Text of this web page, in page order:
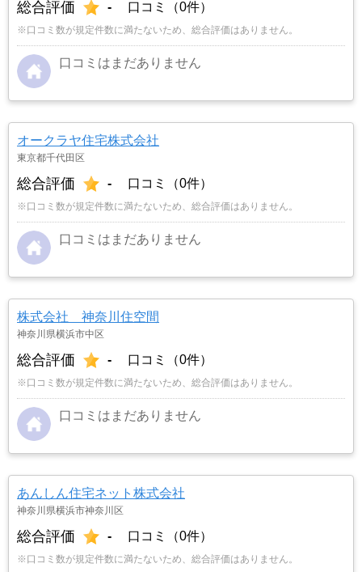
総合評価 - 口コミ（0件）
※口コミ数が規定件数に満たないため、総合評価はありません。
口コミはまだありません
オークラヤ住宅株式会社
東京都千代田区
総合評価 - 口コミ（0件）
※口コミ数が規定件数に満たないため、総合評価はありません。
口コミはまだありません
株式会社 神奈川住空間
神奈川県横浜市中区
総合評価 - 口コミ（0件）
※口コミ数が規定件数に満たないため、総合評価はありません。
口コミはまだありません
あんしん住宅ネット株式会社
神奈川県横浜市神奈川区
総合評価 - 口コミ（0件）
※口コミ数が規定件数に満たないため、総合評価はありません。